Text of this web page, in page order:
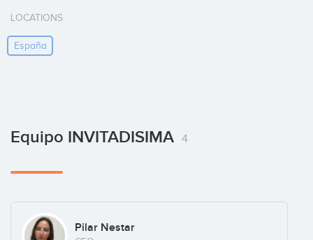
LOCATIONS
España
Equipo INVITADISIMA 4
Pilar Nestar